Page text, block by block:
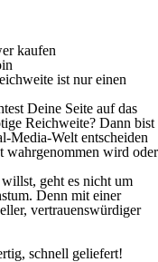
kaufen
ist nur einen
Deine Seite auf das
Reichweite? Dann bist
Media-Welt entscheiden
wahrgenommen wird oder
geht es nicht um
Denn mit einer
vertrauenswürdiger
schnell geliefert!